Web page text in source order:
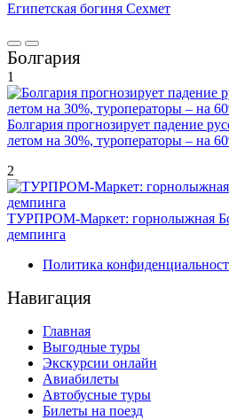
Египетская богиня Сехмет
Болгария
1
Болгария прогнозирует падение
летом на 30%, туроператоры – на
2
ТУРПРОМ-Маркет: горнолыжная
демпинга
Политика
Навигация
Главная
Выгодные туры
Экскурсии онлайн
Авиабилеты
Автобусные туры
Билеты на поезд